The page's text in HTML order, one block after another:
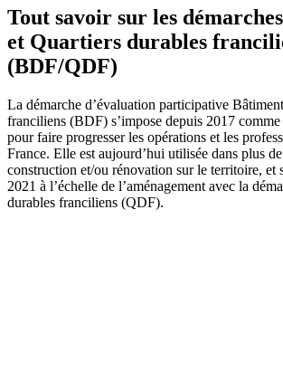
Tout savoir sur les
et Quartiers durables
(BDF/QDF)
La démarche d’évaluation participative
franciliens (BDF) s’impose depuis 2017
pour faire progresser les opérations et les
France. Elle est aujourd’hui utilisée dans plus
construction et/ou rénovation sur le territoire, et
2021 à l’échelle de l’aménagement avec la
durables franciliens (QDF).